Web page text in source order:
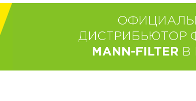
ДИСТРИБЬЮТОР
MANN-FILTER В